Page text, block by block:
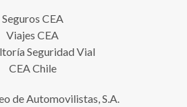
Seguros CEA
Viajes CEA
Seguridad Vial
CEA Chile
de Automovilistas, S.A.